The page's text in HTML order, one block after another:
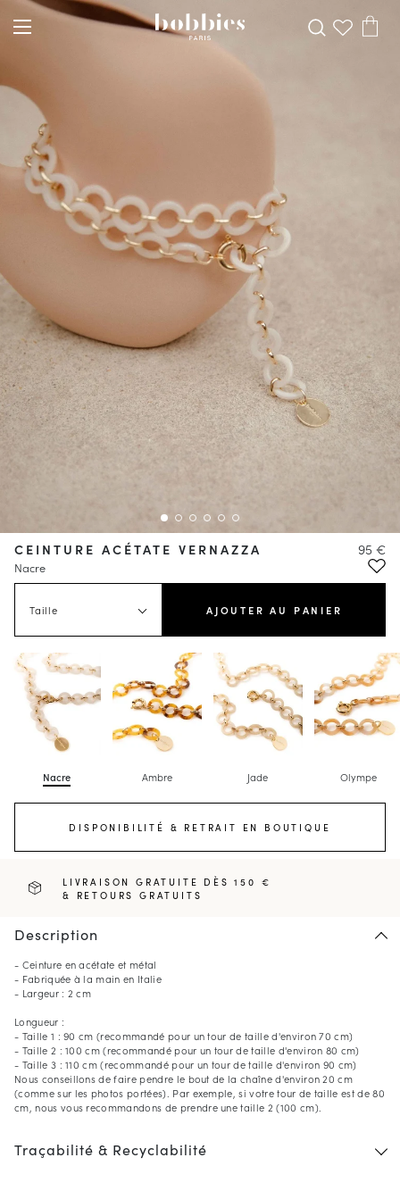
CEINTURE ACÉTATE VERNAZZA
Nacre
95 €
Taille AJOUTER AU PANIER
Nacre Ambre Jade Olympe
DISPONIBILITÉ & RETRAIT EN BOUTIQUE
LIVRAISON GRATUITE DÈS 150 €
& RETOURS GRATUITS
Description
- Ceinture en acétate et métal
- Fabriquée à la main en Italie
- Largeur : 2 cm
Longueur :
- Taille 1 : 90 cm (recommandé pour un tour de taille d'environ 70 cm)
- Taille 2 : 100 cm (recommandé pour un tour de taille d'environ 80 cm)
- Taille 3 : 110 cm (recommandé pour un tour de taille d'environ 90 cm)
Nous conseillons de faire pendre le bout de la chaîne d'environ 20 cm
(comme sur les photos portées). Par exemple, si votre tour de taille est de 80
cm, nous vous recommandons de prendre une taille 2 (100 cm).
Traçabilité & Recyclabilité